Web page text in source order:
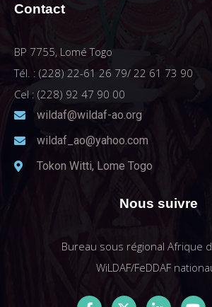
Contact
BP 7755, Lomé Togo
Tél. : (228) 22-61 26 79/ 22 61 73 90
Cel : (228) 92 47 90 00
wildaf@wildaf-ao.org
wildaf_ao@yahoo.com
Tokon Witti, Lome Togo
Nous suivre
Bureau sous régional Afrique
WiLDAF/FeDDAF